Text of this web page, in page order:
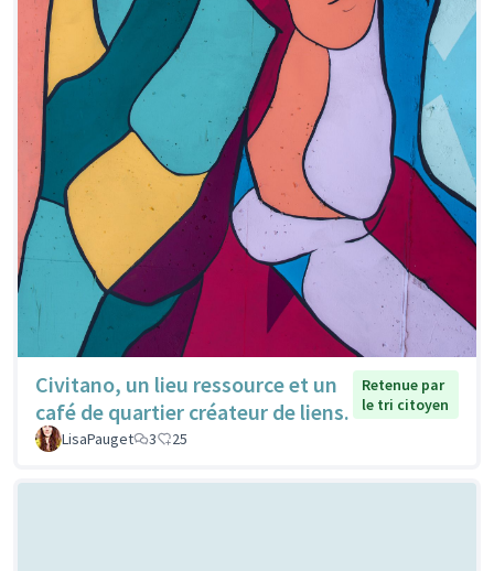
Civitano, un lieu ressource et un
café de quartier créateur de liens.
Retenue par
le tri citoyen
LisaPauget
3 25